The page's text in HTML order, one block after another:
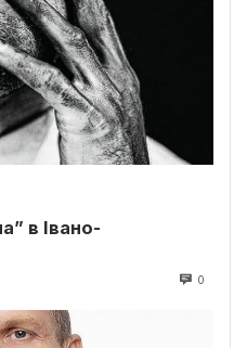
в Івано-
0